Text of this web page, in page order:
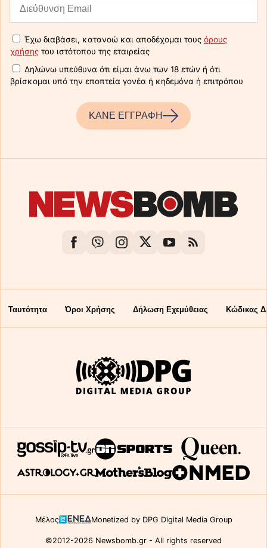
Έχω διαβάσει, κατανοώ και αποδέχομαι τους όρους
χρήσης του ιστότοπου της εταιρείας
Δηλώνω υπεύθυνα ότι είμαι άνω των 18 ετών ή ότι
βρίσκομαι υπό την εποπτεία γονέα ή κηδεμόνα ή επιτρόπου
ΚΑΝΕ ΕΓΓΡΑΦΗ
Ταυτότητα Όροι Χρήσης Δήλωση Εχεμύθειας Κώδικας
Μέλος Monetized by DPG Digital Media Group
©2012-2026 Newsbomb.gr - All rights reserved